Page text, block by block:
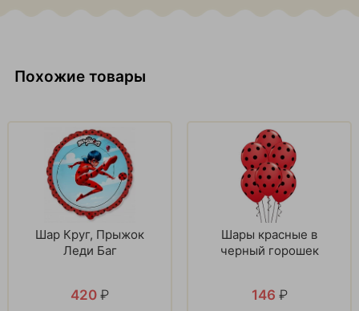
Похожие товары
Шар Круг, Прыжок
Леди Баг
420 ₽
Шары красные в
черный горошек
146 ₽